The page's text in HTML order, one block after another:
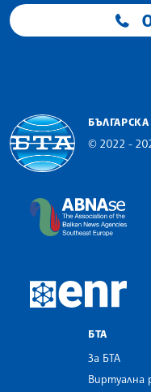
© 2022 -
БТА
За БТА
Виртуална